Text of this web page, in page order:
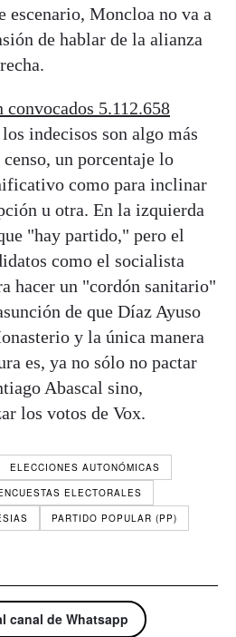
escenario, Moncloa no va a
de hablar de la alianza
convocados 5.112.658
indecisos son algo más
un porcentaje lo
como para inclinar
u otra. En la izquierda
"hay partido," pero el
como el socialista
hacer un "cordón sanitario"
de que Díaz Ayuso
y la única manera
es, ya no sólo no pactar
Abascal sino,
los votos de Vox.
ELECCIONES AUTONÓMICAS
ELECTORALES
PARTIDO POPULAR (PP)
canal de Whatsapp